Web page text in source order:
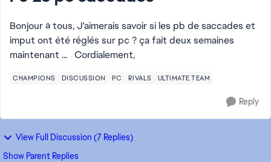
Bonjour à tous, J'aimerais savoir si les pb de saccades et
imput ont été réglés sur pc ? ça fait deux semaines
maintenant ... Cordialement,
CHAMPIONS DISCUSSION PC RIVALS ULTIMATE TEAM
Reply
View Full Discussion (7 Replies)
Show Parent Replies